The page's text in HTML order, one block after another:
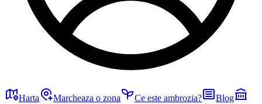
Harta Marcheaza o zona Ce este ambrozia?
Blog